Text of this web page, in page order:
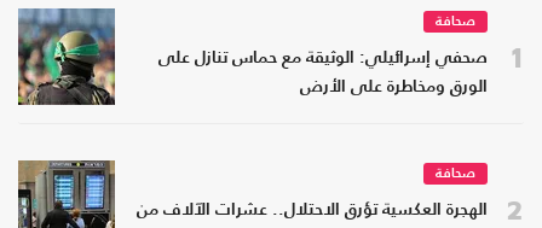
1
صحافة
صحفي إسرائيلي: الوثيقة مع حماس تنازل على
الورق ومخاطرة على الأرض
2
صحافة
الهجرة العكسية تؤرق الاحتلال.. عشرات الآلاف من